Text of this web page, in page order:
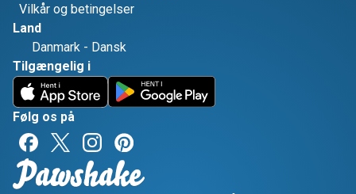
Vilkår og betingelser
Land
Danmark - Dansk
Tilgængelig i
Følg os på